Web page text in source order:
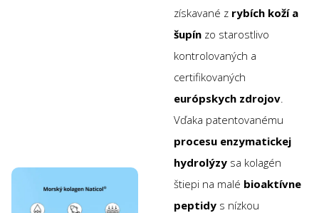
získavané z rybích koží a
šupín zo starostlivo
kontrolovaných a
certifikovaných
európskych zdrojov
Vďaka patentovanému
procesu enzymatickej
hydrolýzy sa kolagén
štiepi na malé bioaktívne
peptidy s nízkou